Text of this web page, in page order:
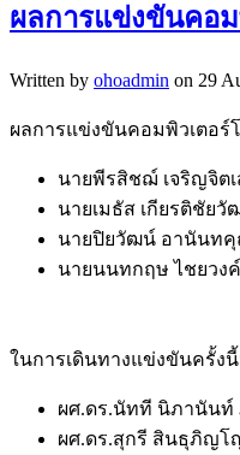
ผลการแข่งขันคอม
Written by ohoadmin on 29
ผลการแข่งขันคอมพิวเตอร์
นายพีรสิชฌ์ เจริญจิต
นายเมธัส เกียรติชัย
นายปิยวัฒน์ อานันทคุ
นายนนทกฤษ ไชยวง
ในการเดินทางแข่งขันครั้
ผศ.ดร.นัทที นิภานันท์
ผศ.ดร.สุกรี สินธุภิญโ